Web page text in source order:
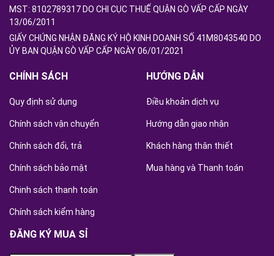
MST: 8102789317 DO CHI CỤC THUẾ QUẬN GÒ VẤP CẤP NGÀY
13/06/2011
GIẤY CHỨNG NHẬN ĐĂNG KÝ HỘ KINH DOANH SỐ 41M8043540 DO
ỦY BAN QUẬN GÒ VẤP CẤP NGÀY 06/01/2021
CHÍNH SÁCH
Quy định sử dụng
Chính sách vận chuyển
Chính sách đổi, trả
Chính sách bảo mật
Chinh sách thanh toán
Chính sách kiểm hàng
HƯỚNG DẪN
Điều khoản dịch vụ
Hướng dẫn giao nhận
Khách hàng thân thiết
Mua hàng và Thanh toán
ĐĂNG KÝ MUA SỈ